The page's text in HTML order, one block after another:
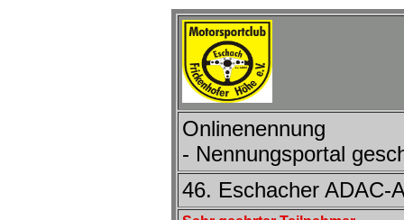
Onlinenennung
- Nennungsportal
46. Eschacher ADAC-